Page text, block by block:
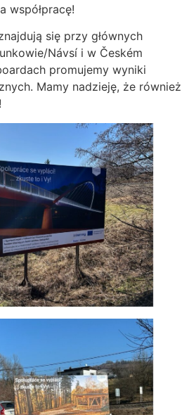
współpracę!
się przy głównych
Návsí i w Českém
promujemy wyniki
Mamy nadzieję, że również